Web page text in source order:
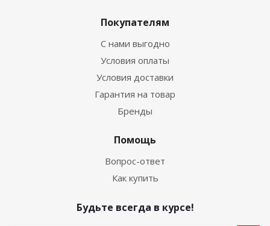
Покупателям
С нами выгодно
Условия оплаты
Условия доставки
Гарантия на товар
Бренды
Помощь
Вопрос-ответ
Как купить
Будьте всегда в курсе!